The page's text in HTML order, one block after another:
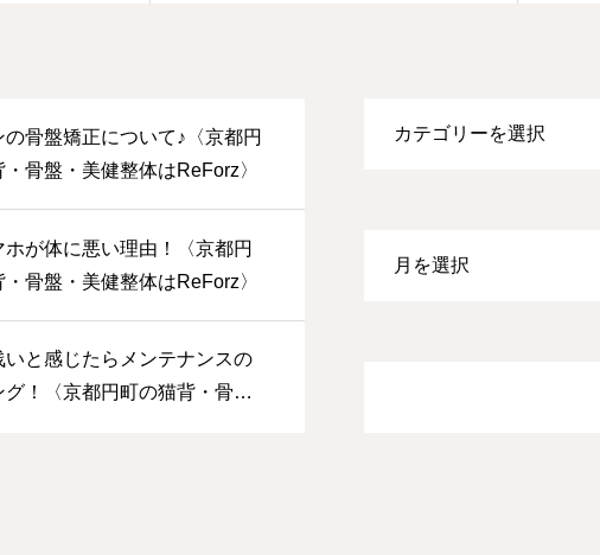
の骨盤矯正について♪〈京都円
骨盤・美健整体はReForz〉
ホが体に悪い理由！〈京都円
骨盤・美健整体はReForz〉
いと感じたらメンテナンスの
グ！〈京都円町の猫背・骨